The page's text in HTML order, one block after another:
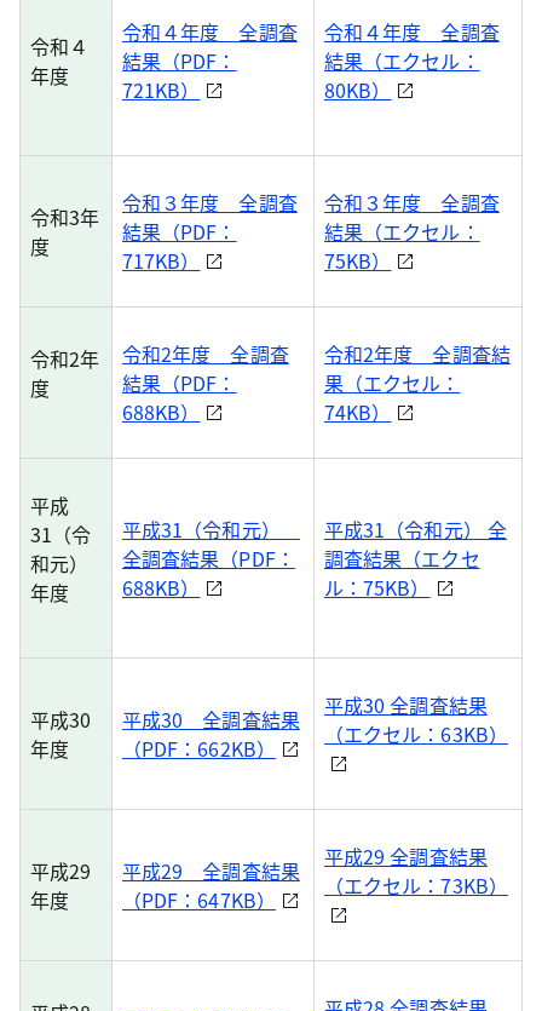
令和４
年度
令和４年度 全調査
結果（PDF：
721KB）
令和４年度 全調査
結果（エクセル：
80KB）
令和3年
度
令和３年度 全調査
結果（PDF：
717KB）
令和３年度 全調査
結果（エクセル：
75KB）
令和2年
度
令和2年度 全調査
結果（PDF：
688KB）
令和2年度 全調査結
果（エクセル：
74KB）
平成
31（令
和元）
年度
平成31（令和元）
全調査結果（PDF：
688KB）
平成31（令和元） 全
調査結果（エクセ
ル：75KB）
平成30
年度
平成30 全調査結果
（PDF：662KB）
平成30 全調査結果
（エクセル：63KB）
平成29
年度
平成29 全調査結果
（PDF：647KB）
平成29 全調査結果
（エクセル：73KB）